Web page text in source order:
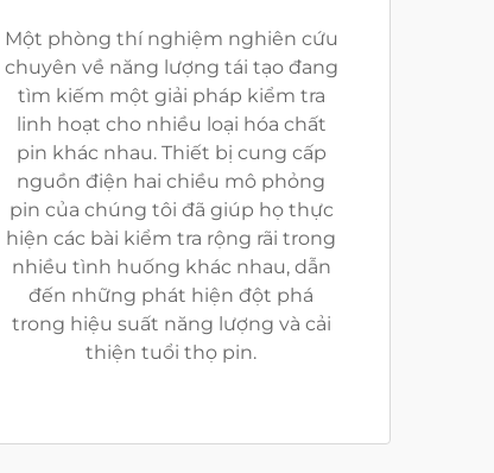
Một phòng thí nghiệm nghiên cứu
chuyên về năng lượng tái tạo đang
tìm kiếm một giải pháp kiểm tra
linh hoạt cho nhiều loại hóa chất
pin khác nhau. Thiết bị cung cấp
nguồn điện hai chiều mô phỏng
pin của chúng tôi đã giúp họ thực
hiện các bài kiểm tra rộng rãi trong
nhiều tình huống khác nhau, dẫn
đến những phát hiện đột phá
trong hiệu suất năng lượng và cải
thiện tuổi thọ pin.